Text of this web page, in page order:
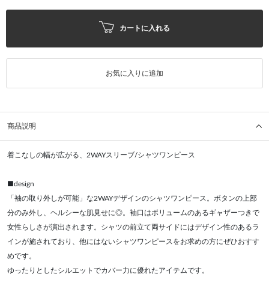
カートに入れる
お気に入りに追加
商品説明
着こなしの幅が広がる、2WAYスリーブ/シャツワンピース
■design
「袖の取り外しが可能」な2WAYデザインのシャツワンピース。ボタンの上部
分のみ外し、ヘルシーな肌見せに◎。袖口はボリュームのあるギャザーつきで
女性らしさが演出されます。シャツの前立て両サイドにはデザイン性のあるラ
インが施されており、他にはないシャツワンピースをお求めの方にぜひおすす
めです。
ゆったりとしたシルエットでカバー力に優れたアイテムです。